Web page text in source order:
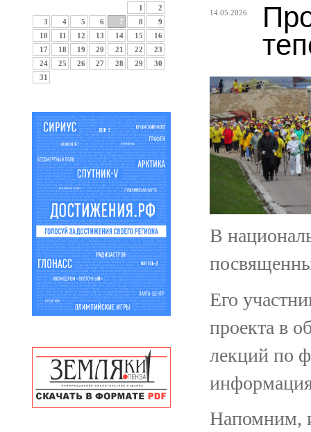
1
2
3
4 5 6 7 8
9
10
11 12 13 14 15
16
17
18 19 20 21 22
23
24
25 26 27 28 29
30
31
14.05.2026
В
Его
проекта в
лекций по
Напомним,